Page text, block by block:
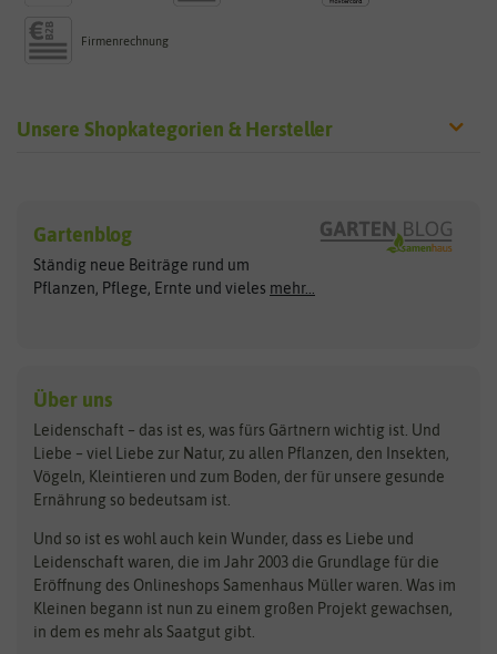
Firmenrechnung
Unsere Shopkategorien & Hersteller
Exotische Samen
Gemüsesamen
Gründünger
Kräutersamen
Obstsamen
Pilzbrut
Rasensamen
Steckzwiebeln
Zimmer & Kübelpflanzen
Kataloge
Schnäppchen
Anzucht & Gartenzubehör
Arche Noah
ASB Greenworld
Benary
Bingenheimer Saatgut
Bionana
BIOWOL
Blumicorn
Bûten Birds
Clever Pots
COMPO
Dürr-Samen
Feldsaaten Freudenberger
Fertil
Flora Elite
Gartenblog
Ständig neue Beiträge rund um
Pflanzen, Pflege, Ernte und vieles mehr...
Über uns
Leidenschaft – das ist es, was fürs Gärtnern wichtig ist. Und
Liebe – viel Liebe zur Natur, zu allen Pflanzen, den Insekten,
Vögeln, Kleintieren und zum Boden, der für unsere gesunde
Ernährung so bedeutsam ist.
Und so ist es wohl auch kein Wunder, dass es Liebe und
Leidenschaft waren, die im Jahr 2003 die Grundlage für die
Eröffnung des Onlineshops Samenhaus Müller waren. Was im
Kleinen begann ist nun zu einem großen Projekt gewachsen,
in dem es mehr als Saatgut gibt.